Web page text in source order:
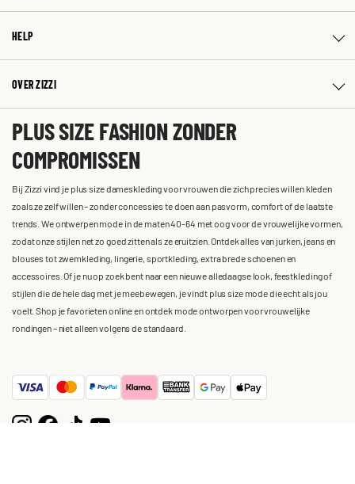
HELP
OVER ZIZZI
PLUS SIZE FASHION ZONDER
COMPROMISSEN
Bij Zizzi vind je plus size dameskleding voor vrouwen die zich precies willen kleden
zoals ze zelf willen – zonder concessies te doen aan pasvorm, comfort of de laatste
trends. We ontwerpen mode in de maten 40-64 met oog voor de vrouwelijke vormen,
zodat onze stijlen net zo goed zitten als ze eruitzien. Ontdek alles van jurken, jeans en
blouses tot zwemkleding, lingerie, sportkleding, extra brede schoenen en
accessoires. Of je nu op zoek bent naar een nieuwe alledaagse look, feestkleding of
stijlen die de hele dag met je meebewegen, je vindt plus size mode die echt als jou
voelt. Shop je favorieten online en ontdek mode ontworpen voor vrouwelijke
rondingen – niet alleen volgens de standaard.